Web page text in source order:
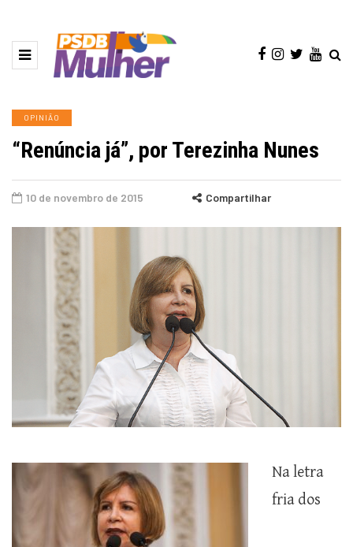
OPINIÃO
“Renúncia já”, por Terezinha Nunes
10 de novembro de 2015 Compartilhar
Na letra
fria dos